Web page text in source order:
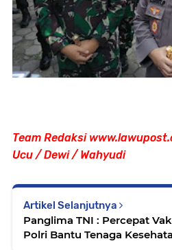
Team Redaksi
Ucu / Dewi / Wahyudi
Artikel Selanjutnya
Panglima TNI : Percepat
Polri Bantu Tenaga